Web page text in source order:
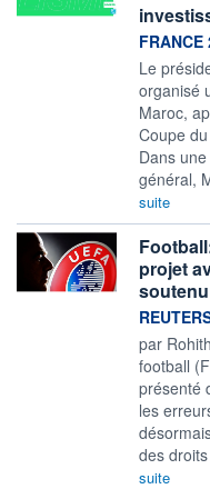
FRANCE
Le
organisé
Maroc,
Coupe
Dans
général,
suite
projet
soutenu
par
football
présenté
les
des
suite